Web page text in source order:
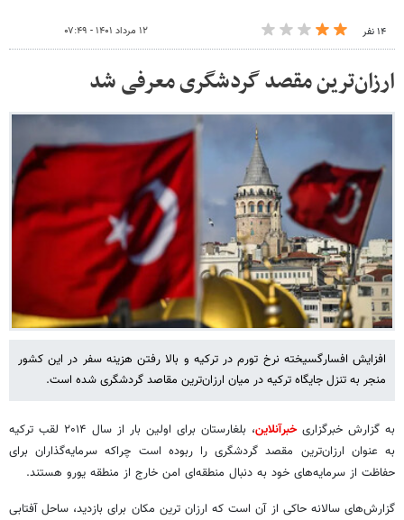
۱۴ نفر ۱۲ مرداد ۱۴۰۱ - ۰۷:۴۹
ارزان‌ترین مقصد گردشگری معرفی شد
افزایش افسارگسیخته نرخ تورم در ترکیه و بالا رفتن هزینه سفر در این کشور
منجر به تنزل جایگاه ترکیه در میان ارزان‌ترین مقاصد گردشگری شده است.
به گزارش خبرگزاریخبرآنلاین
، بلغارستان برای اولین بار از سال ۲۰۱۴ لقب ترکیه
به عنوان ارزان‌ترین مقصد گردشگری را ربوده است چراکه سرمایه‌گذاران برای
حفاظت از سرمایه‌های خود به دنبال منطقه‌ای امن خارج از منطقه یورو هستند.
گزارش‌های سالانه حاکی از آن است که ارزان ترین مکان برای بازدید، ساحل آفتابی